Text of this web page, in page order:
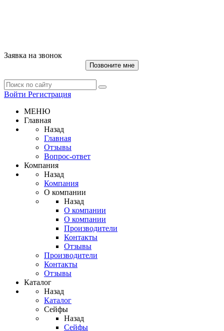
Заявка на звонок
Позвоните мне
Войти Регистрация
МЕНЮ
Главная
Назад
Главная
Отзывы
Вопрос-ответ
Компания
Назад
Компания
О компании
Назад
О компании
О компании
Производители
Контакты
Отзывы
Производители
Контакты
Отзывы
Каталог
Назад
Каталог
Сейфы
Назад
Сейфы